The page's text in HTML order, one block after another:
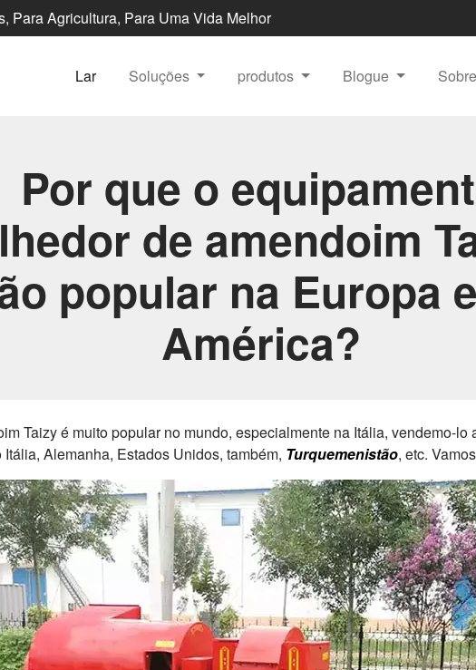
Para Agricultura, Para Uma Vida Melhor
Lar Soluções produtos Blogue Sobre
Por que o
de amendoim
popular na Europa
América?
Taizy é muito popular no mundo, especialmente na Itália, vendemo-
Alemanha, Estados Unidos, também, Turquemenistão, etc.